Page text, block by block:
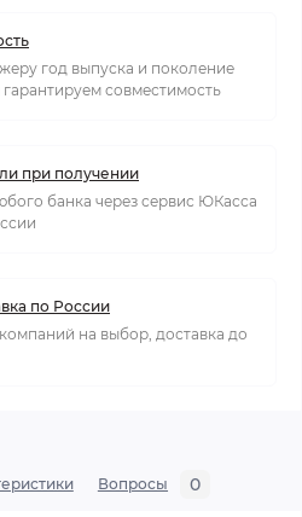
год выпуска и поколение
совместимость
при получении
банка через сервис ЮКасса
по России
на выбор, доставка до
Вопросы 0